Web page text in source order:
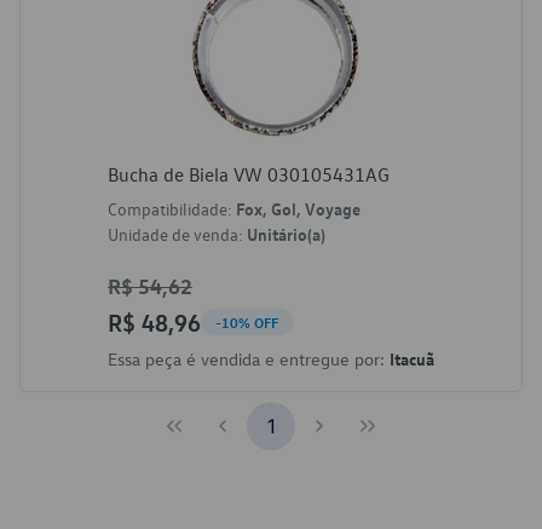
Bucha de Biela VW 030105431AG
Compatibilidade: Fox, Gol, Voyage
Unidade de venda: Unitário(a)
R$ 54,62
R$ 48,96 -10% OFF
Essa peça é vendida e entregue por: Itacuã
1